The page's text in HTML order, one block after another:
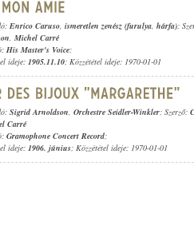
Enrico Caruso, ismeretlen zenész (furulya, hárfa);
, Michel Carré
His Master's Voice;
ideje: 1905.11.10; Közzététel ideje: 1970-01-01
Sigrid Arnoldson, Orchestre Seidler-Winkler; Szerző:
Carré
Gramophone Concert Record;
ideje: 1906. június; Közzététel ideje: 1970-01-01